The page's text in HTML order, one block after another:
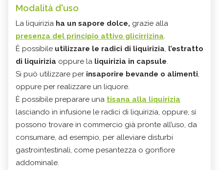
Modalità d'uso
La liquirizia ha un sapore dolce, grazie alla
presenza del principio attivo glicirrizina
È possibile utilizzare le radici di liquirizia l’estratto
di liquirizia oppure la liquirizia in capsule
Si può utilizzare per insaporire bevande o alimenti
oppure per realizzare un liquore.
È possibile preparare una tisana alla liquirizia
lasciando in infusione le radici di liquirizia, oppure, si
possono trovare in commercio già pronte all’uso, da
consumare, ad esempio, per alleviare disturbi
gastrointestinali, come pesantezza o gonfiore
addominale.